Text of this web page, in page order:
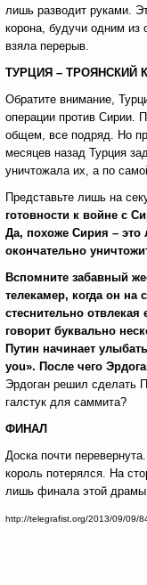
лишь разводит руками.
корона, будучи одним из
взяла перерыв.
ТУРЦИЯ – ТРОЯНСКИЙ
Обратите внимание,
операции против Сирии.
общем, все подряд. Но
месяцев назад Турция
уничтожала их, а по
Представьте лишь на
готовности к войне с
Да, похоже Сирия –
окончательно
Вспомните забавный
телекамер, когда он на
стеснительно
говорит буквально
Путин начинает
you». После чего
Эрдоган решил сделать
галстук для саммита?
ФИНАЛ
Доска почти
король потерялся. На
лишь финала этой
http://telegrafist.org/2013/09/09/